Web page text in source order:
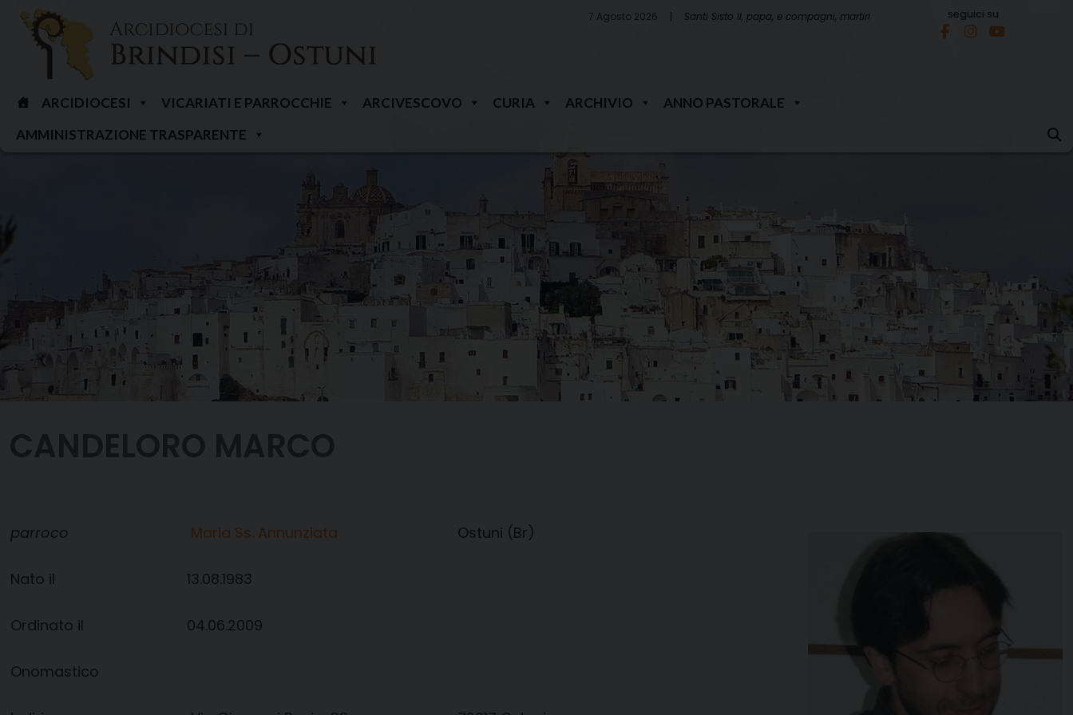
Skip
content
7 Agosto 2026 Santi Sisto II, papa, e compagni, martiri seguici su
ARCIDIOCESI VICARIATI E PARROCCHIE ARCIVESCOVO CURIA ARCHIVIO
ANNO PASTORALE
AMMINISTRAZIONE TRASPARENTE
parroco Maria Ss. Annunziata Ostuni (Br)
Nato il 13.08.1983
Ordinato il 04.06.2009
Onomastico